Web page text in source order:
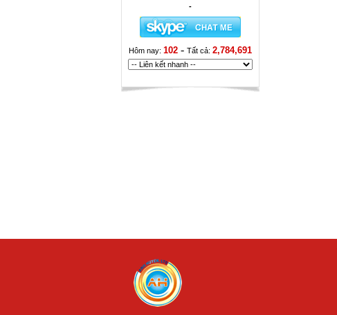
-
Hôm nay: 102 - Tất cả: 2,784,691